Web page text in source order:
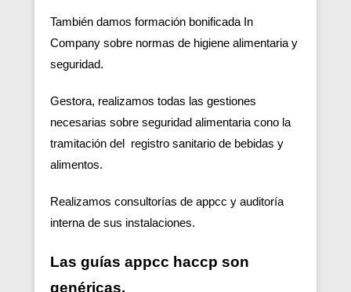
También damos formación bonificada In
Company sobre normas de higiene alimentaria y
seguridad.
Gestora, realizamos todas las gestiones
necesarias sobre seguridad alimentaria cono la
tramitación del registro sanitario de bebidas y
alimentos.
Realizamos consultorías de appcc y auditoría
interna de sus instalaciones.
Las guías appcc haccp son
genéricas.